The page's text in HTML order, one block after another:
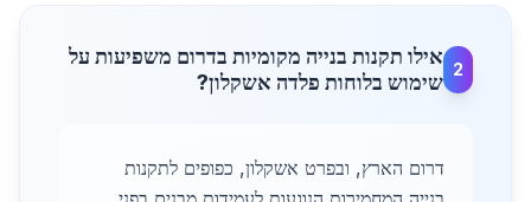
2
אילו תקנות בנייה מקומיות בדרום משפיעות על
שימוש בלוחות פלדה אשקלון?
דרום הארץ, ובפרט אשקלון, כפופים לתקנות